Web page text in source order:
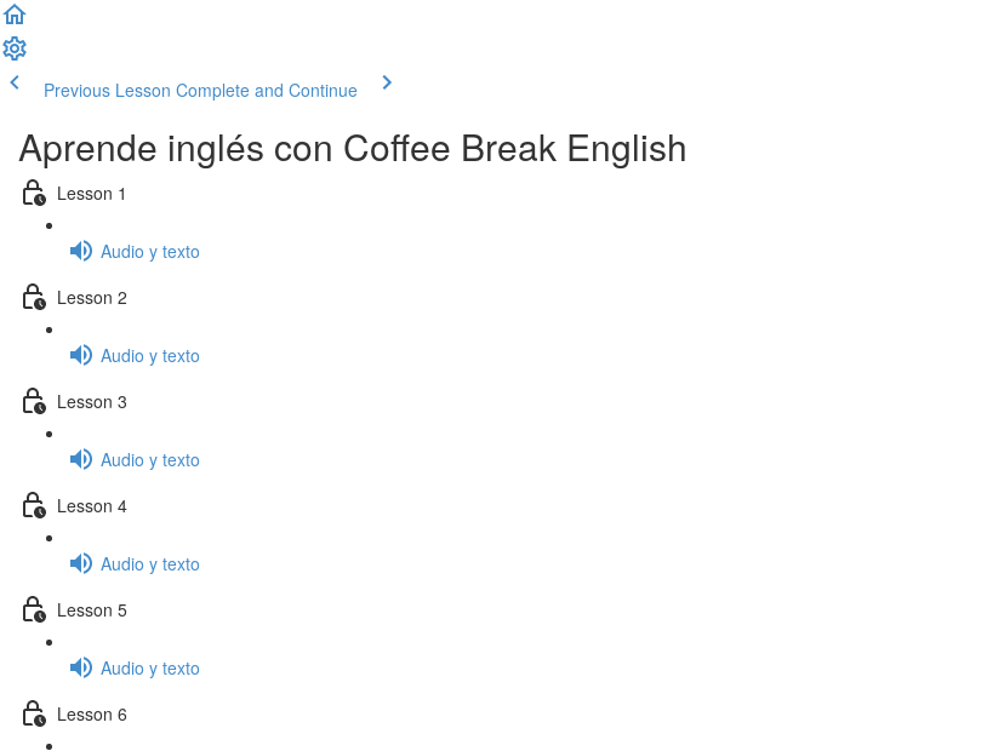
Previous Lesson Complete and Continue
Aprende inglés con Coffee Break English
Lesson 1
Audio y texto
Lesson 2
Audio y texto
Lesson 3
Audio y texto
Lesson 4
Audio y texto
Lesson 5
Audio y texto
Lesson 6